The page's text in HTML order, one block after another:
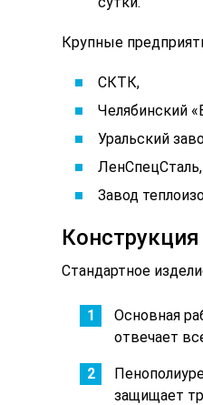
Крупные
СКТК,
Челябинский
Уральский
ЛенСпецСталь,
Завод
Стандартное
Основная
отвечает
защищает